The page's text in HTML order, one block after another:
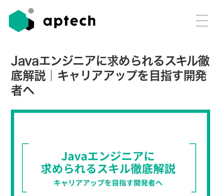
Javaエンジニアに求められるスキル徹
底解説｜キャリアアップを目指す開発
者へ